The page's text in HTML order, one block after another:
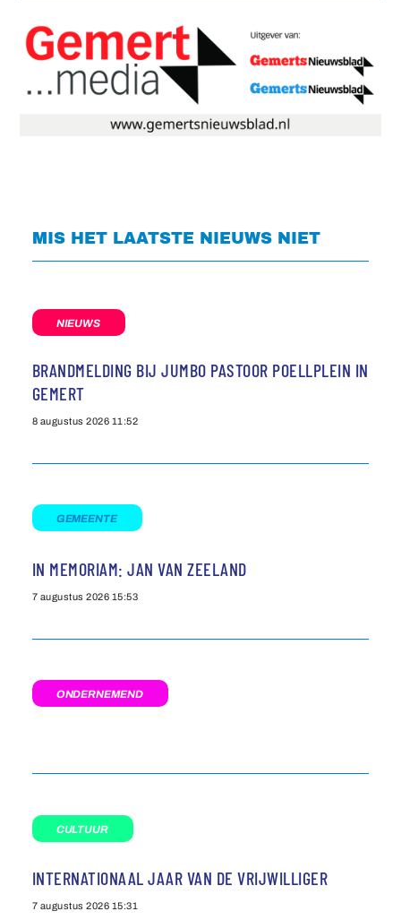
MIS HET LAATSTE NIEUWS NIET
NIEUWS
BRANDMELDING BIJ JUMBO PASTOOR POELLPLEIN IN
GEMERT
8 augustus 2026 11:52
GEMEENTE
IN MEMORIAM: JAN VAN ZEELAND
7 augustus 2026 15:53
ONDERNEMEND
CULTUUR
INTERNATIONAAL JAAR VAN DE VRIJWILLIGER
7 augustus 2026 15:31